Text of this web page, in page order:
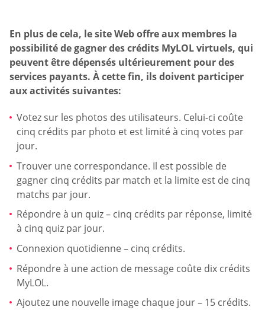
En plus de cela, le site Web offre aux membres la
possibilité de gagner des crédits MyLOL virtuels, qui
peuvent être dépensés ultérieurement pour des
services payants. À cette fin, ils doivent participer
aux activités suivantes:
Votez sur les photos des utilisateurs. Celui-ci coûte
cinq crédits par photo et est limité à cinq votes par
jour.
Trouver une correspondance. Il est possible de
gagner cinq crédits par match et la limite est de cinq
matchs par jour.
Répondre à un quiz – cinq crédits par réponse, limité
à cinq quiz par jour.
Connexion quotidienne – cinq crédits.
Répondre à une action de message coûte dix crédits
MyLOL.
Ajoutez une nouvelle image chaque jour – 15 crédits.